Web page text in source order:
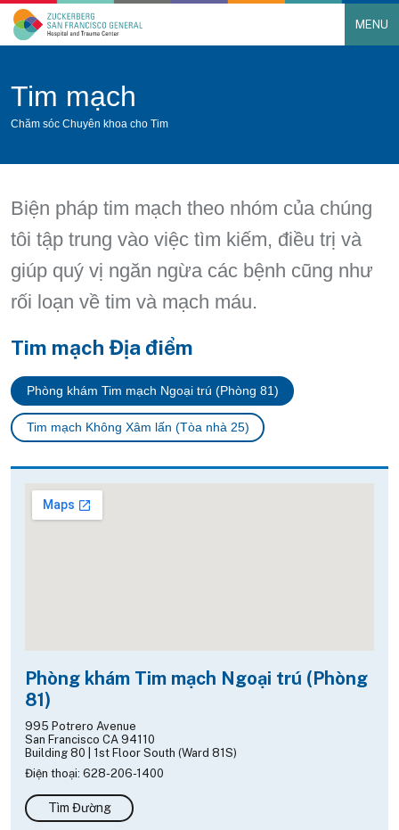
Main Navigation MENU
Tim mạch
Chăm sóc Chuyên khoa cho Tim
Biện pháp tim mạch theo nhóm của chúng
tôi tập trung vào việc tìm kiếm, điều trị và
giúp quý vị ngăn ngừa các bệnh cũng như
rối loạn về tim và mạch máu.
Tim mạch Địa điểm
Phòng khám Tim mạch Ngoại trú (Phòng 81)
Tim mạch Không Xâm lấn (Tòa nhà 25)
Phòng khám Tim mạch Ngoại trú (Phòng
81)
995 Potrero Avenue
San Francisco CA 94110
Building 80 | 1st Floor South (Ward 81S)
Điện thoại: 628-206-1400
Tìm Đường